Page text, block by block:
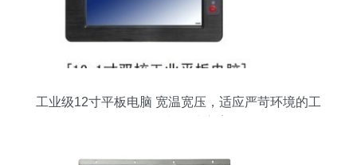
工业级12寸平板电脑 宽温宽压，适应严苛环境的工